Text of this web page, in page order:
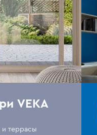
VEKA
и террасы